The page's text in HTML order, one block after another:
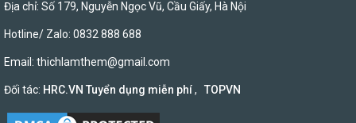
Địa chỉ: Số 179, Nguyễn Ngọc Vũ, Cầu Giấy, Hà Nội
Hotline/ Zalo: 0832 888 688
Email: thichlamthem@gmail.com
Đối tác: HRC.VN Tuyển dụng miễn phí, TOPVN